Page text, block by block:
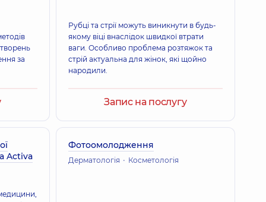
за
Рубці та стрії можуть виникнути в будь-
якому віці внаслідок швидкої втрати
ваги. Особливо проблема розтяжок та
стрій актуальна для жінок, які щойно
народили.
Запис на послугу
Activa
Фотоомолодження
Дерматологія Косметологія